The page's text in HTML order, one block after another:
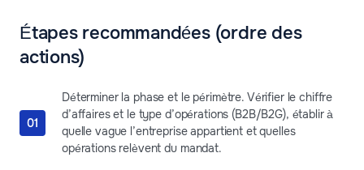
Étapes recommandées (ordre des
actions)
Déterminer la phase et le périmètre. Vérifier le chiffre
d’affaires et le type d’opérations (B2B/B2G), établir à
quelle vague l’entreprise appartient et quelles
opérations relèvent du mandat.